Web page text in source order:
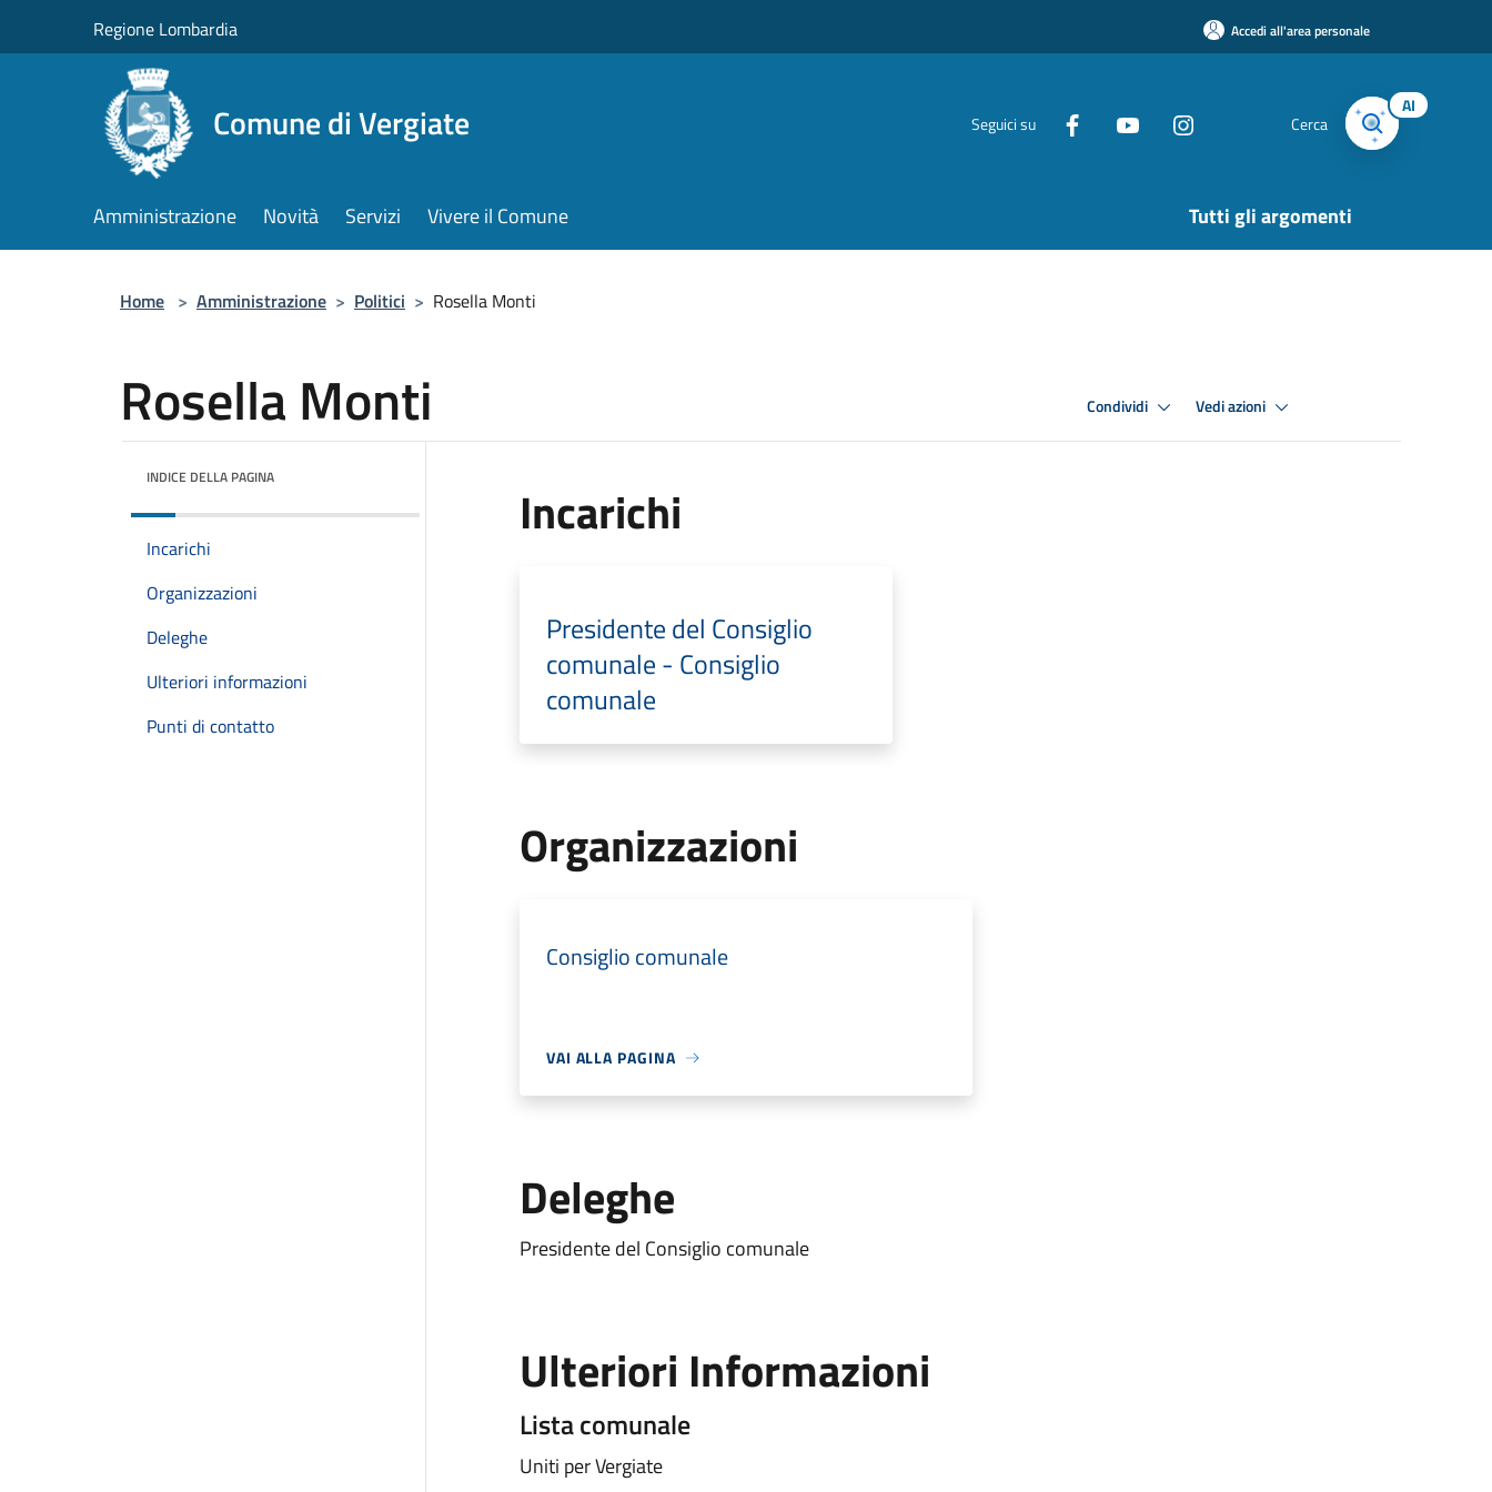
Regione Lombardia Accedi all'area personale
Comune di Vergiate Seguici su Cerca
AI
Amministrazione Novità Servizi Vivere il Comune Tutti gli argomenti
Home > Amministrazione > Politici > Rosella Monti
Rosella Monti Condividi Vedi azioni
INDICE DELLA PAGINA
Incarichi
Organizzazioni
Deleghe
Ulteriori informazioni
Punti di contatto
Incarichi
Presidente del Consiglio
comunale - Consiglio
comunale
Organizzazioni
Consiglio comunale
VAI ALLA PAGINA
Deleghe
Presidente del Consiglio comunale
Ulteriori Informazioni
Lista comunale
Uniti per Vergiate